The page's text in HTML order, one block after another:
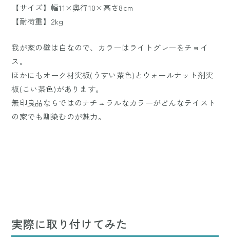
【サイズ】幅11×奥行10×高さ8cm
【耐荷重】2kg
我が家の壁は白なので、カラーはライトグレーをチョイ
ス。
ほかにもオーク材突板(うすい茶色)とウォールナット剤突
板(こい茶色)があります。
無印良品ならではのナチュラルなカラーがどんなテイスト
の家でも馴染むのが魅力。
実際に取り付けてみた